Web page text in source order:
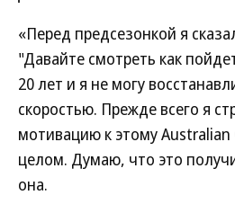
«Перед предсезонкой я
"Давайте смотреть как
20 лет и я не могу
скоростью. Прежде всего я
мотивацию к этому Australian
целом. Думаю, что это
она.